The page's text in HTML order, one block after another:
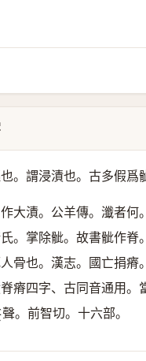
。 謂浸漬也。古多假爲
大漬。公羊傳。瀸者何
。掌除骴。故書骴作脊
骨也。漢志。國亡捐瘠
瘠四字、古同音通用。
聲。 前智切。十六部。